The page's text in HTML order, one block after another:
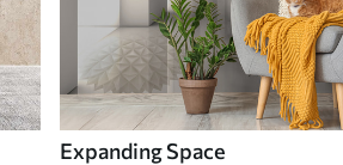
Expanding Space